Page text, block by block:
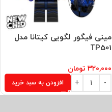
مینی فیگور لگویی کیتانا مدل
TP501
۳۲۰,۰۰۰ تومان
افزودن به سبد خرید